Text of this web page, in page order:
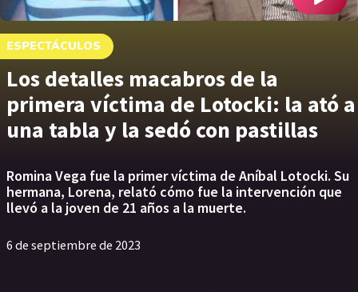
ESPECTÁCULOS
Los detalles macabros de la
primera víctima de Lotocki: la ató a
una tabla y la sedó con pastillas
Romina Vega fue la primer víctima de Aníbal Lotocki. Su
hermana, Lorena, relató cómo fue la intervención que
llevó a la joven de 21 años a la muerte.
6 de septiembre de 2023